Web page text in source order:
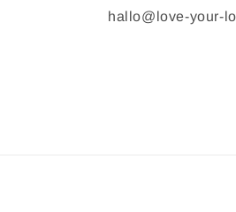
hallo@love-your-